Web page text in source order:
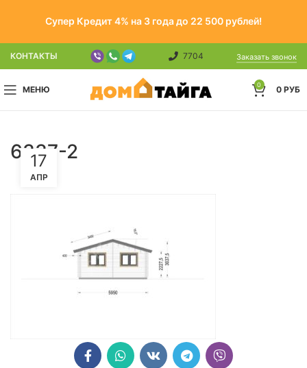
Супер Кредит 4% на 3 года до 22 500 рублей!
КОНТАКТЫ 7704 Заказать звонок
МЕНЮ 0 0 РУБ
6337-2
17
АПР